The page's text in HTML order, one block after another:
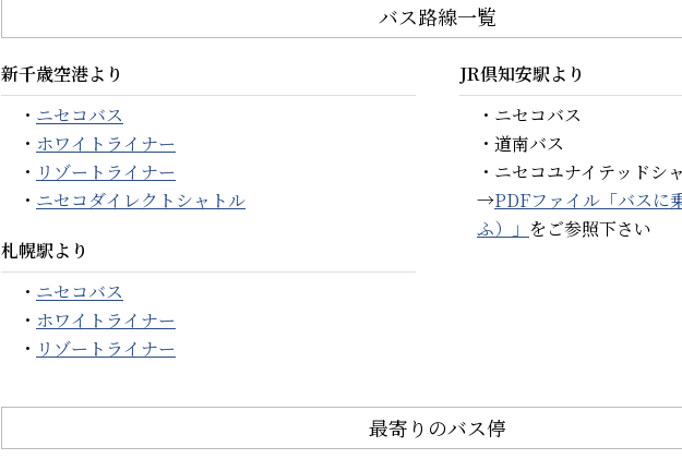
バス路線一覧
新千歳空港より
・ ニセコバス
・ ホワイトライナー
・ リゾートライナー
・ ニセコダイレクトシャトル
札幌駅より
・ ニセコバス
・ ホワイトライナー
・ リゾートライナー
JR倶知安駅より
・ニセコバス
・道南バス
・ニセコユナイテッドシ
→PDFファイル「バスに
ふ）」 をご参照下さい
最寄りのバス停